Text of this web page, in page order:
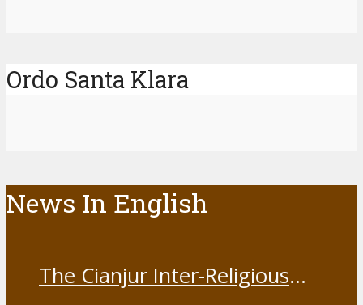
Ordo Santa Klara
News In English
The Cianjur Inter-Religious